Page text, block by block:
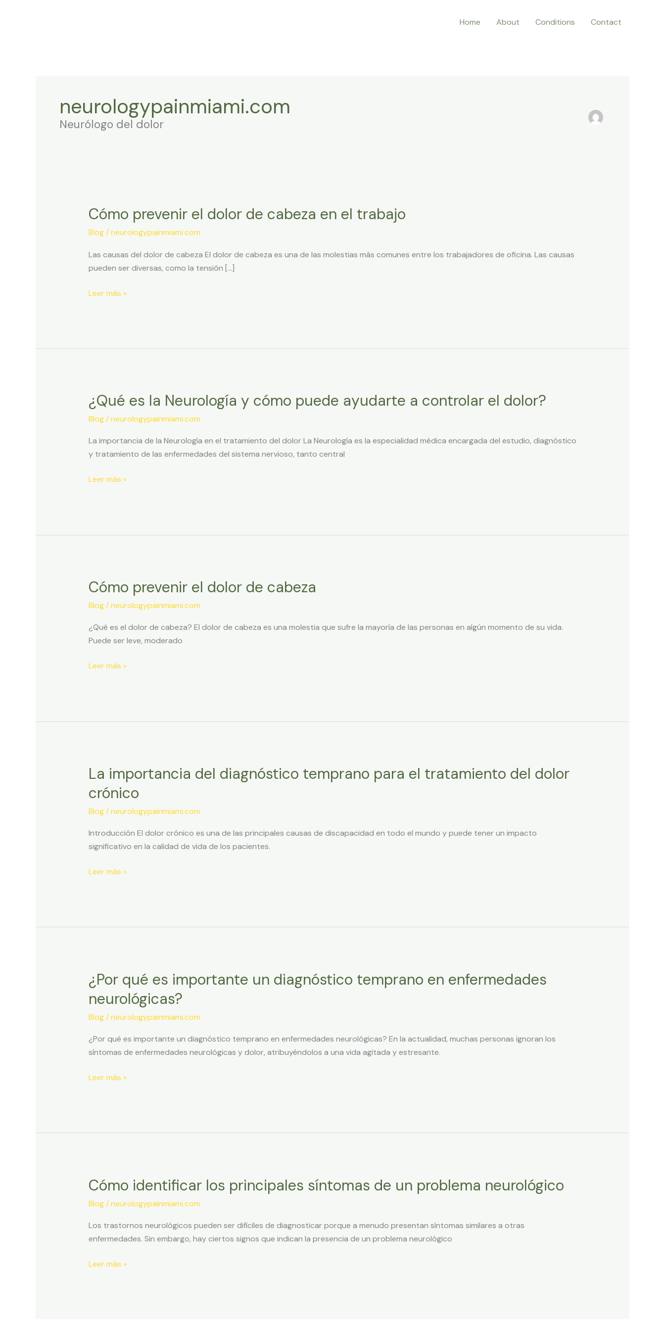
Home About Conditions Contact
neurologypainmiami.com
Neurólogo del dolor
Cómo prevenir el dolor de cabeza en el trabajo
Blog/neurologypainmiami.com
Las causas del dolor de cabeza El dolor de cabeza es una de las molestias más comunes entre los trabajadores de oficina. Las causas
pueden ser diversas, como la tensión […]
Cómo
el
dolor
de
en
Leer más »
¿Qué es la Neurología y cómo puede ayudarte a controlar el dolor?
Blog/neurologypainmiami.com
La importancia de la Neurología en el tratamiento del dolor La Neurología es la especialidad médica encargada del estudio, diagnóstico
y tratamiento de las enfermedades del sistema nervioso, tanto central
¿Qué
es
la
Neurología
y
puede
Leer más »
Cómo prevenir el dolor de cabeza
Blog/neurologypainmiami.com
¿Qué es el dolor de cabeza? El dolor de cabeza es una molestia que sufre la mayoría de las personas en algún momento de su vida.
Puede ser leve, moderado
Cómo
el
dolor
de
Leer más »
La importancia del diagnóstico temprano para el tratamiento del dolor
crónico
Blog/neurologypainmiami.com
Introducción El dolor crónico es una de las principales causas de discapacidad en todo el mundo y puede tener un impacto
significativo en la calidad de vida de los pacientes.
La
importancia
del
diagnóstico
para
el
del
Leer más »
¿Por qué es importante un diagnóstico temprano en enfermedades
neurológicas?
Blog/neurologypainmiami.com
¿Por qué es importante un diagnóstico temprano en enfermedades neurológicas? En la actualidad, muchas personas ignoran los
síntomas de enfermedades neurológicas y dolor, atribuyéndolos a una vida agitada y estresante.
¿Por
qué
es
importante
diagnóstico
temprano
enfermedades
Leer más »
Cómo identificar los principales síntomas de un problema neurológico
Blog/neurologypainmiami.com
Los trastornos neurológicos pueden ser difíciles de diagnosticar porque a menudo presentan síntomas similares a otras
enfermedades. Sin embargo, hay ciertos signos que indican la presencia de un problema neurológico
Cómo
los
principales
síntomas
un
Leer más »